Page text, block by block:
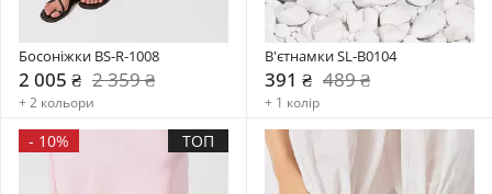
Босоніжки BS-R-1008
2 005 ₴ 2 359 ₴
+ 2 кольори
В'єтнамки SL-B0104
391 ₴ 489 ₴
+ 1 колір
- 10% ТОП